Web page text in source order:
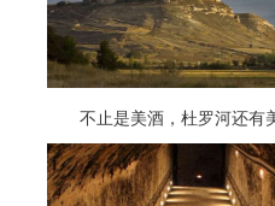
不止是美酒，杜罗河还有